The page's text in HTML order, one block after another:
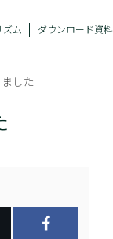
ズム ダウンロード資料
した